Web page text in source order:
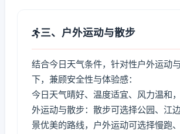
三、户外运动与散步
结合今日天气条件，针对性户外运动
下，兼顾安全性与体验感：
今日天气晴好、温度适宜、风力温和
外运动与散步：散步可选择公园、江
景优美的路线，户外运动可选择慢跑